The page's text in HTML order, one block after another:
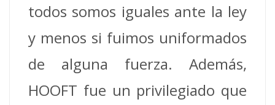
todos somos iguales ante la ley
y menos si fuimos uniformados
de alguna fuerza. Además,
HOOFT fue un privilegiado que